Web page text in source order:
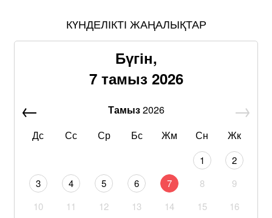
КҮНДЕЛІКТІ ЖАҢАЛЫҚТАР
Бүгін,
7 тамыз 2026
Тамыз2026
Дс
Сс Ср Бс Жм Сн Жк
1
2
3
4 5 6 7 8
9
10
11 12 13 14 15
16